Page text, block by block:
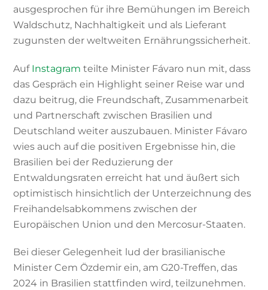
ausgesprochen für ihre Bemühungen im Bereich
Waldschutz, Nachhaltigkeit und als Lieferant
zugunsten der weltweiten Ernährungssicherheit.
Auf Instagram teilte Minister Fávaro nun mit, dass
das Gespräch ein Highlight seiner Reise war und
dazu beitrug, die Freundschaft, Zusammenarbeit
und Partnerschaft zwischen Brasilien und
Deutschland weiter auszubauen. Minister Fávaro
wies auch auf die positiven Ergebnisse hin, die
Brasilien bei der Reduzierung der
Entwaldungsraten erreicht hat und äußert sich
optimistisch hinsichtlich der Unterzeichnung des
Freihandelsabkommens zwischen der
Europäischen Union und den Mercosur-Staaten.
Bei dieser Gelegenheit lud der brasilianische
Minister Cem Özdemir ein, am G20-Treffen, das
2024 in Brasilien stattfinden wird, teilzunehmen.